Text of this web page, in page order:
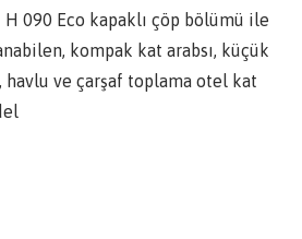
H 090 Eco kapaklı çöp bölümü ile
kompak kat arabsı, küçük
ve çarşaf toplama otel kat